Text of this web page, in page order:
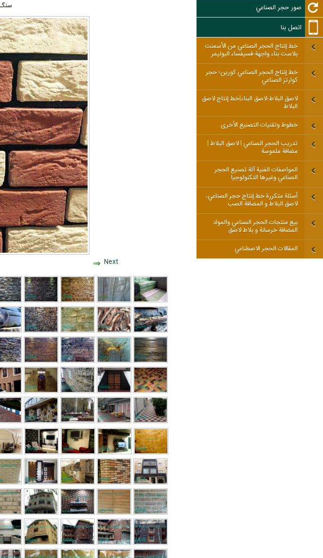
صور حجر الصناعي
اتصل بنا
خط إنتاج الحجر الصناعي من الأسمنت
بلاست بناء واجهة-فسيفساء البوليمر
خط إنتاج الحجر الصناعي كورين؛ حجر
كوارتز الصناعي
لاصق البلاط-لاصق البناء|خط إنتاج لاصق
البلاط
خطوط وتقنيات التصنيع الأخرى
تدريب الحجر الصناعي | لاصق البلاط |
مضافة ملموسة
المواصفات الفنية آلة تصنيع الحجر
الصناعي وغيرها التكنولوجيا
أسئلة متكررة خط إنتاج حجر الصناعي،
لاصق البلاط و المضافة الصب
بيع منتجات الحجر الصناعي والمواد
المضافة خرسانة و بلاط لاصق
المقالات الحجر الاصطناعي
Next